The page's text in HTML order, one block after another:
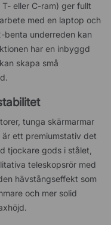
eller C-ram) ger fullt
med en laptop och
benta underreden kan
har en inbyggd
skapa små
tunga skärmarmar
ett premiumstativ det
tjockare gods i stålet,
teleskopsrör med
hävstångseffekt som
och mer solid